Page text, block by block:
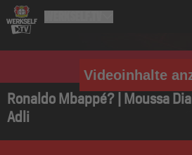
Videoinhalte
Ronaldo Mbappé? | Moussa
Adli